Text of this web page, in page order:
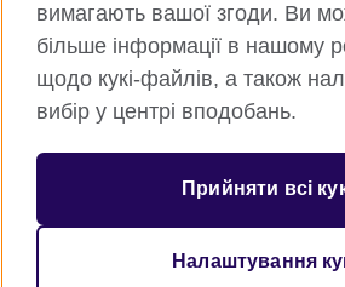
Всесвітня Британська Рада
Приватність та умови користування
Куки
© 2026 British Council
вимагають вашої згоди. Ви
більше інформації в нашому
щодо кукі-файлів, а також
вибір у центрі вподобань.
Прийняти всі
Налаштування